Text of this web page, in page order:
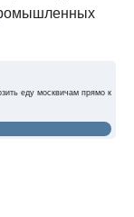
еду москвичам прямо к